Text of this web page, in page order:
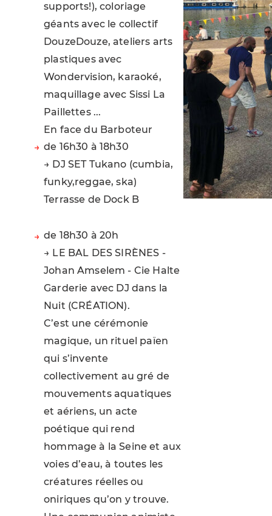
supports!), coloriage
géants avec le collectif
DouzeDouze, ateliers arts
plastiques avec
Wondervision, karaoké,
maquillage avec Sissi La
Paillettes ...
En face du Barboteur
de 16h30 à 18h30
→ DJ SET Tukano (cumbia,
funky,reggae, ska)
Terrasse de Dock B
de 18h30 à 20h
→ LE BAL DES SIRÈNES -
Johan Amselem - Cie Halte
Garderie avec DJ dans la
Nuit (CRÉATION).
C’est une cérémonie
magique, un rituel païen
qui s’invente
collectivement au gré de
mouvements aquatiques
et aériens, un acte
poétique qui rend
hommage à la Seine et aux
voies d’eau, à toutes les
créatures réelles ou
oniriques qu’on y trouve.